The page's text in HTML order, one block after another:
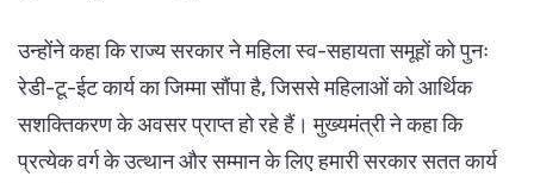
उन्होंने कहा कि राज्य सरकार ने महिला स्व-सहायता समूहों को पुनः
रेडी-टू-ईट कार्य का जिम्मा सौंपा है, जिससे महिलाओं को आर्थिक
सशक्तिकरण के अवसर प्राप्त हो रहे हैं। मुख्यमंत्री ने कहा कि
प्रत्येक वर्ग के उत्थान और सम्मान के लिए हमारी सरकार सतत कार्य